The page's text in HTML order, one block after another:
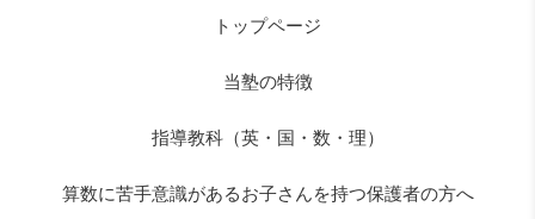
トップページ
当塾の特徴
指導教科（英・国・数・理）
算数に苦手意識があるお子さんを持つ保護者の方へ